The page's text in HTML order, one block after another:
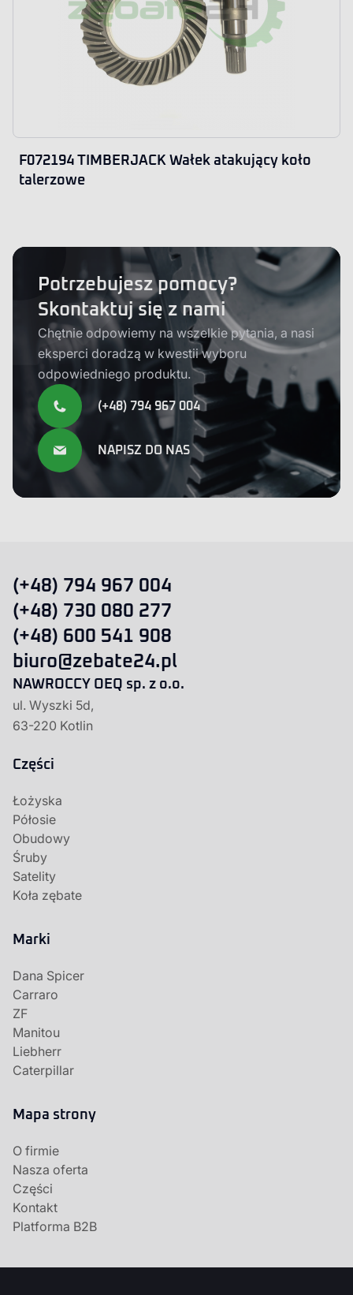
F072194 TIMBERJACK Wałek atakujący koło
talerzowe
Potrzebujesz pomocy?
Skontaktuj się z nami
Chętnie odpowiemy na wszelkie pytania, a nasi
eksperci doradzą w kwestii wyboru
odpowiedniego produktu.
(+48) 794 967 004
NAPISZ DO NAS
(+48) 794 967 004
(+48) 730 080 277
(+48) 600 541 908
biuro@zebate24.pl
NAWROCCY OEQ sp. z o.o.
ul. Wyszki 5d,
63-220 Kotlin
Części
Łożyska
Półosie
Obudowy
Śruby
Satelity
Koła zębate
Marki
Dana Spicer
Carraro
ZF
Manitou
Liebherr
Caterpillar
Mapa strony
O firmie
Nasza oferta
Części
Kontakt
Platforma B2B